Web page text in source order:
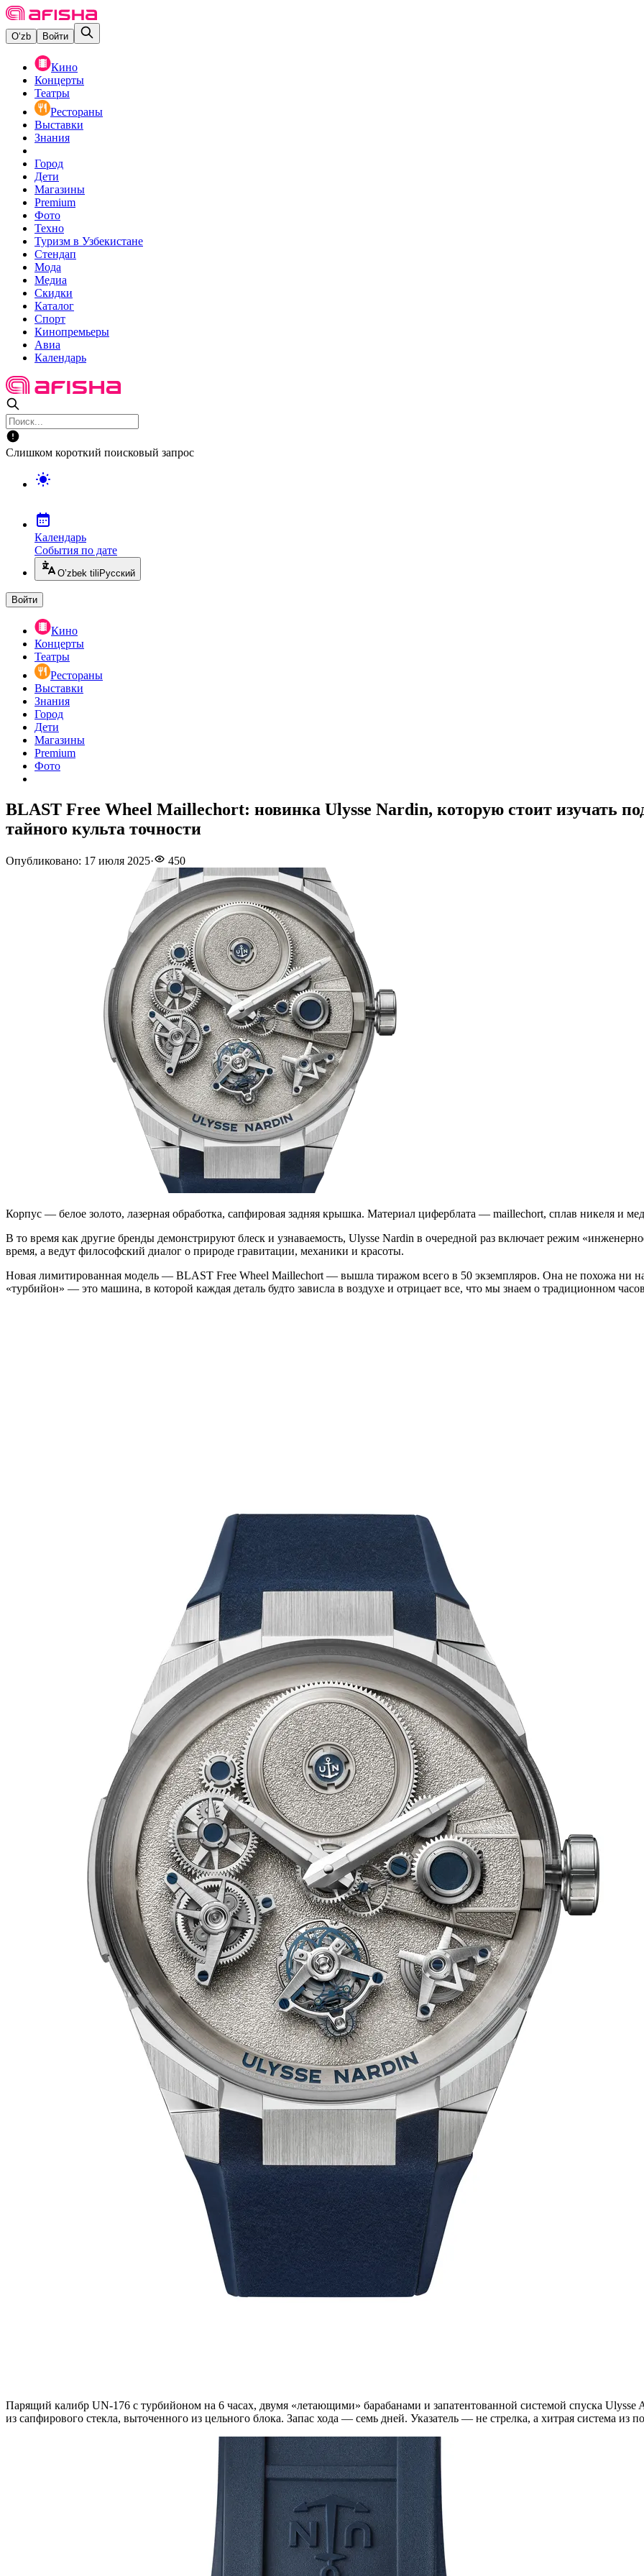
O‘zb Войти
Кино
Концерты
Театры
Рестораны
Выставки
Знания
Город
Дети
Магазины
Premium
Фото
Техно
Туризм в Узбекистане
Стендап
Мода
Медиа
Скидки
Каталог
Спорт
Кинопремьеры
Авиа
Календарь
Слишком короткий поисковый запрос
Календарь
События по дате
O’zbek tili Русский
Войти
Кино
Концерты
Театры
Рестораны
Выставки
Знания
Город
Дети
Магазины
Premium
Фото
BLAST Free Wheel Maillechort: новинка Ulysse Nardin, которую стоит изучать
тайного культа точности
Опубликовано: 17 июля 2025· 450
Корпус — белое золото, лазерная обработка, сапфировая задняя крышка. Материал циферблата — maillechort, сплав никеля и
В то время как другие бренды демонстрируют блеск и узнаваемость, Ulysse Nardin в очередной раз включает режим
время, а ведут философский диалог о природе гравитации, механики и красоты.
Новая лимитированная модель — BLAST Free Wheel Maillechort — вышла тиражом всего в 50 экземпляров. Она не похожа ни
«турбийон» — это машина, в которой каждая деталь будто зависла в воздухе и отрицает все, что мы знаем о традиционном
Парящий калибр UN-176 с турбийоном на 6 часах, двумя «летающими» барабанами и запатентованной системой спуска
из сапфирового стекла, выточенного из цельного блока. Запас хода — семь дней. Указатель — не стрелка, а хитрая система из